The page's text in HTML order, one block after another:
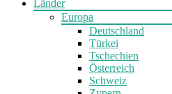
Länder
Europa
Deutschland
Türkei
Tschechien
Österreich
Schweiz